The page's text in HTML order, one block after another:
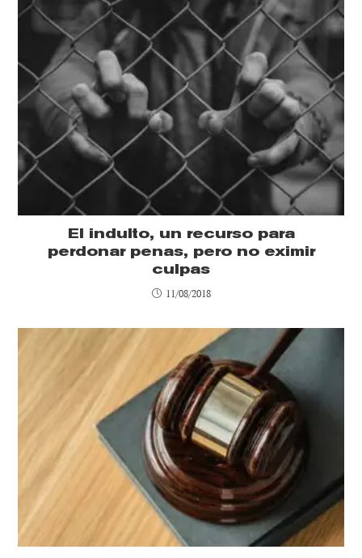
El indulto, un recurso para
perdonar penas, pero no eximir
culpas
11/08/2018